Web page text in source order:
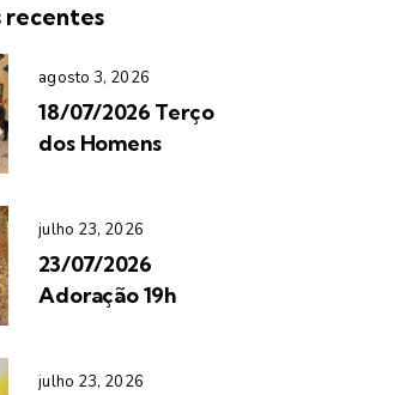
recentes
agosto 3, 2026
18/07/2026 Terço
dos Homens
julho 23, 2026
23/07/2026
Adoração 19h
julho 23, 2026